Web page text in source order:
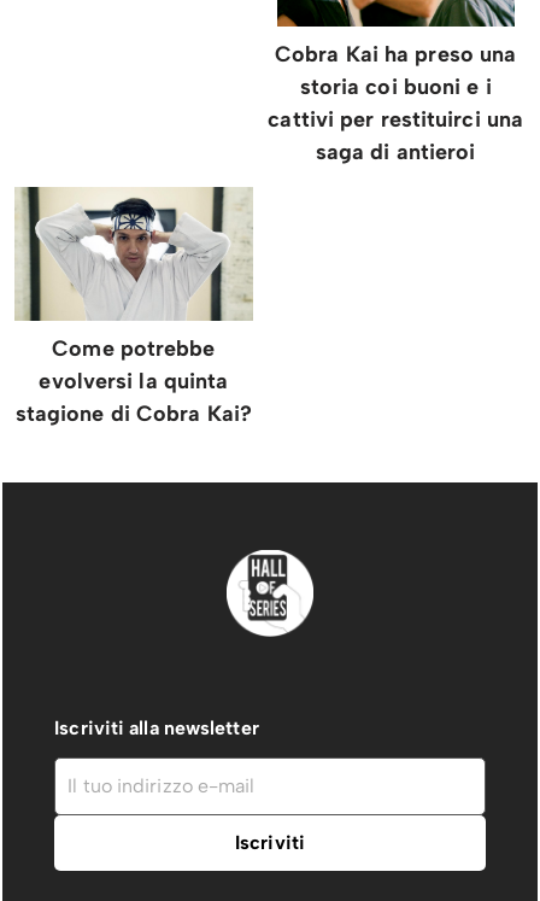
Cobra Kai ha preso una
storia coi buoni e i
cattivi per restituirci una
saga di antieroi
Come potrebbe
evolversi la quinta
stagione di Cobra Kai?
Iscriviti alla newsletter